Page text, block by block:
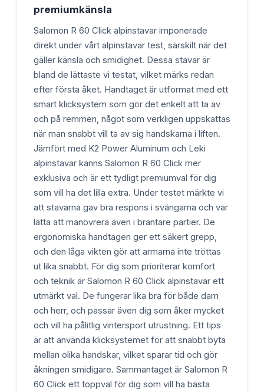
premiumkänsla
Salomon R 60 Click alpinstavar imponerade
direkt under vårt alpinstavar test, särskilt när det
gäller känsla och smidighet. Dessa stavar är
bland de lättaste vi testat, vilket märks redan
efter första åket. Handtaget är utformat med ett
smart klicksystem som gör det enkelt att ta av
och på remmen, något som verkligen uppskattas
när man snabbt vill ta av sig handskarna i liften.
Jämfört med K2 Power Aluminum och Leki
alpinstavar känns Salomon R 60 Click mer
exklusiva och är ett tydligt premiumval för dig
som vill ha det lilla extra. Under testet märkte vi
att stavarna gav bra respons i svängarna och var
lätta att manövrera även i brantare partier. De
ergonomiska handtagen ger ett säkert grepp,
och den låga vikten gör att armarna inte tröttas
ut lika snabbt. För dig som prioriterar komfort
och teknik är Salomon R 60 Click alpinstavar ett
utmärkt val. De fungerar lika bra för både dam
och herr, och passar även dig som åker mycket
och vill ha pålitlig vintersport utrustning. Ett tips
är att använda klicksystemet för att snabbt byta
mellan olika handskar, vilket sparar tid och gör
åkningen smidigare. Sammantaget är Salomon R
60 Click ett toppval för dig som vill ha bästa